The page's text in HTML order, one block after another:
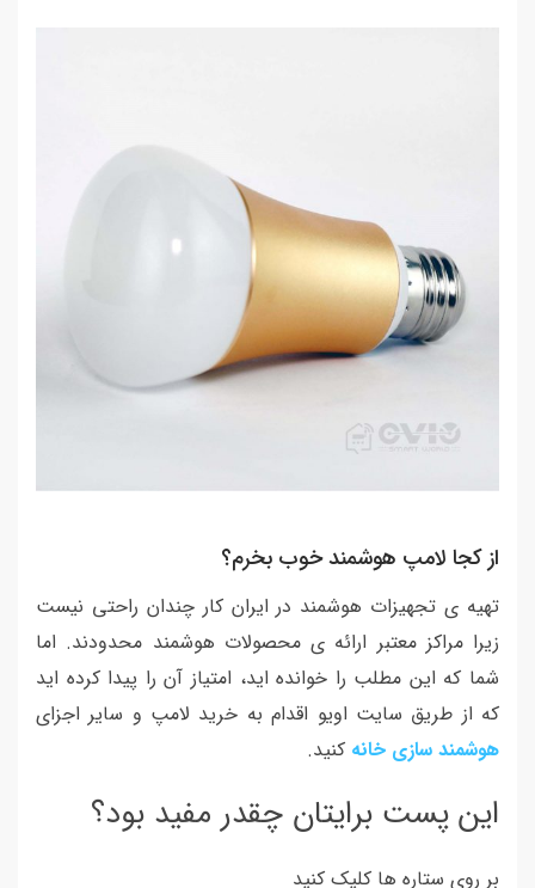
از کجا لامپ هوشمند خوب بخرم؟
تهیه ی تجهیزات هوشمند در ایران کار چندان راحتی نیست
زیرا مراکز معتبر ارائه ی محصولات هوشمند محدودند. اما
شما که این مطلب را خوانده اید، امتیاز آن را پیدا کرده اید
که از طریق سایت اویو اقدام به خرید لامپ و سایر اجزای
هوشمند سازی خانه کنید.
این پست برایتان چقدر مفید بود؟
بر روی ستاره ها کلیک کنید